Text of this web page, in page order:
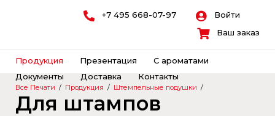
+7 495 668-07-97
Войти
Ваш заказ
Продукция Презентация
С ароматами
Документы
Доставка Контакты
Все Печати / Продукция / Штемпельные подушки /
Для штампов